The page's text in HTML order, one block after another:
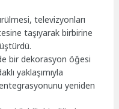
televizyonları
taşıyarak birbirine
bir dekorasyon öğesi
yaklaşımıyla
yeniden